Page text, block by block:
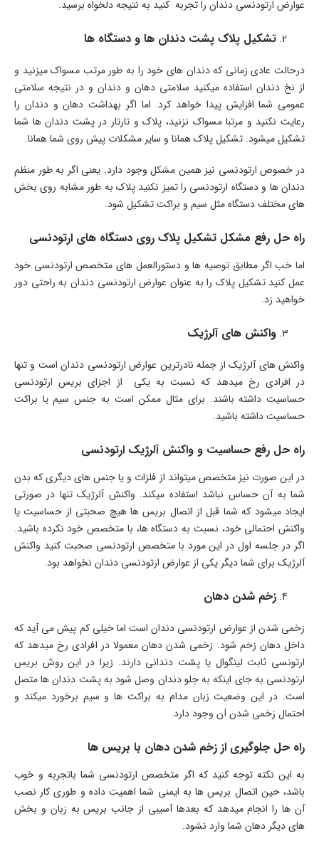
عوارض ارتودنسی دندان را تجربه کنید به نتیجه دلخواه برسید.
تشکیل پلاک پشت دندان ها و دستگاه ها
درحالت عادی زمانی که دندان های خود را به طور مرتب مسواک میزنید و
از نخ دندان استفاده میکنید سلامتی دهان و دندان و در نتیجه سلامتی
عمومی شما افزایش پیدا خواهد کرد. اما اگر بهداشت دهان و دندان را
رعایت نکنید و مرتبا مسواک نزنید، پلاک و تارتار در پشت دندان ها شما
تشکیل میشود. تشکیل پلاک همانا و سایر مشکلات پیش روی شما همانا.
در خصوص ارتودنسی نیز همین مشکل وجود دارد. یعنی اگر به طور منظم
دندان ها و دستگاه ارتودنسی را تمیز نکنید پلاک به طور مشابه روی بخش
های مختلف دستگاه مثل سیم و براکت تشکیل شود.
راه حل رفع مشکل تشکیل پلاک روی دستگاه های ارتودنسی
اما خب اگر مطابق توصیه ها و دستورالعمل های متخصص ارتودنسی خود
عمل کنید تشکیل پلاک را به عنوان عوارض ارتودنسی دندان به راحتی دور
خواهید زد.
واکنش های آلرژیک
واکنش های آلرژیک از جمله نادرترین عوارض ارتودنسی دندان است و تنها
در افرادی رخ میدهد که نسبت به یکی از اجزای بریس ارتودنسی
حساسیت داشته باشند. برای مثال ممکن است به جنس سیم یا براکت
حساسیت داشته باشید.
راه حل رفع حساسیت و واکنش آلرژیک ارتودنسی
در این صورت نیز متخصص میتواند از فلزات و یا جنس های دیگری که بدن
شما به آن حساس نباشد استفاده میکند. واکنش آلرژیک تنها در صورتی
ایجاد میشود که شما قبل از اتصال بریس ها هیچ صحبتی از حساسیت یا
واکنش احتمالی خود، نسبت به دستگاه ها، با متخصص خود نکرده باشید.
اگر در جلسه اول در این مورد با متخصص ارتودنسی صحبت کنید واکنش
آلرژیک برای شما دیگر یکی از عوارض ارتودنسی دندان نخواهد بود.
زخم شدن دهان
زخمی شدن از عوارض ارتودنسی دندان است اما خیلی کم پیش می آید که
داخل دهان زخم شود. زخمی شدن دهان معمولا در افرادی رخ میدهد که
ارتونسی ثابت لینگوال یا پشت دندانی دارند. زیرا در این روش بریس
ارتودنسی به جای اینکه به جلو دندان وصل شود به پشت دندان ها متصل
است. در این وضعیت زبان مدام به براکت ها و سیم برخورد میکند و
احتمال زخمی شدن آن وجود دارد.
راه حل جلوگیری از زخم شدن دهان با بریس ها
به این نکته توجه کنید که اگر متخصص ارتودنسی شما باتجربه و خوب
باشد، حین اتصال بریس ها به ایمنی شما اهمیت داده و طوری کار نصب
آن ها را انجام میدهد که بعدها آسیبی از جانب بریس به زبان و بخش
های دیگر دهان شما وارد نشود.